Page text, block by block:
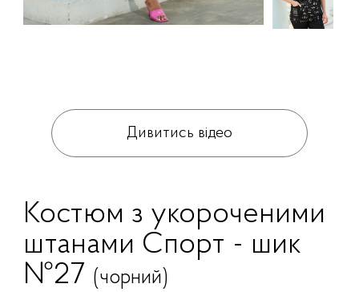
Дивитись відео
Костюм з укороченими
штанами Спорт - шик
№27 (чорний)